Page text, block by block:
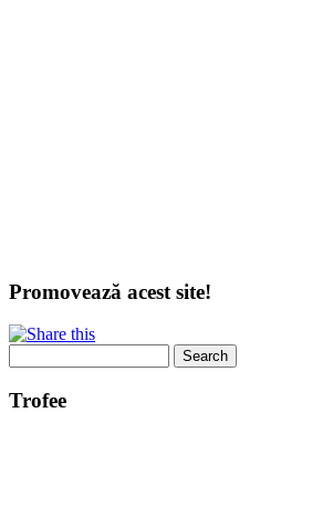
Promovează acest site!
Trofee